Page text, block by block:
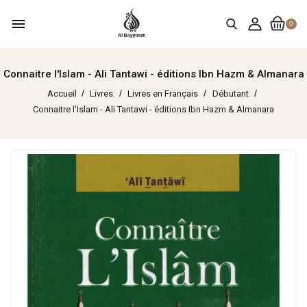
0
menu
Connaitre l'Islam - Ali Tantawi - éditions Ibn Hazm & Almanara
Accueil Livres Livres en Français
Débutant
Connaitre l'Islam - Ali Tantawi - éditions Ibn Hazm & Almanara